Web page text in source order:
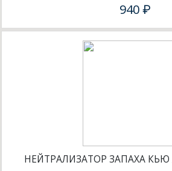
940 ₽
НЕЙТРАЛИЗАТОР ЗАПАХА КЬЮ